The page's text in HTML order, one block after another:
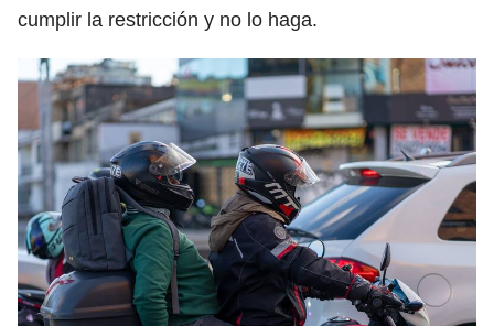
cumplir la restricción y no lo haga.